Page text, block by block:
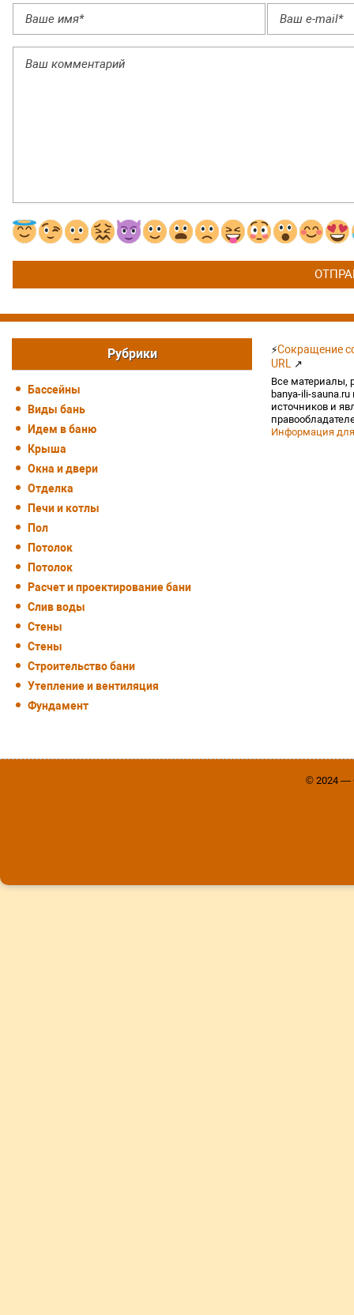
Рубрики
Бассейны
Виды бань
Идем в баню
Крыша
Окна и двери
Отделка
Печи и котлы
Пол
Потолок
Потолок
Расчет и проектирование бани
Слив воды
Стены
Стены
Строительство бани
Утепление и вентиляция
Фундамент
⚡Сокращение
URL
↗
Все материалы,
banya-ili-
источников и
Информация
© 2024 —